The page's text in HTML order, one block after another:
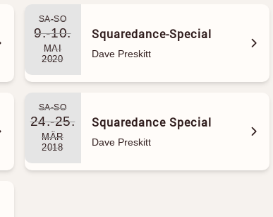
SA-SO
9.-10.
MAI
2020
Squaredance-Special
Dave Preskitt
SA-SO
24.-25.
MÄR
2018
Squaredance Special
Dave Preskitt